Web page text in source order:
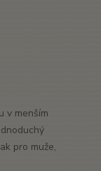
v menším
pro muže,